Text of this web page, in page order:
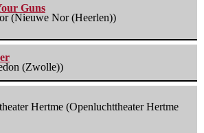
Guns
(Nieuwe Nor (Heerlen))
(Zwolle))
Hertme (Openluchttheater Hertme